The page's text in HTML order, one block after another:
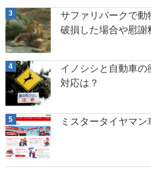
サファリパークで
破損した場合や慰謝
イノシシと自動車
対応は？
ミスタータイヤマ